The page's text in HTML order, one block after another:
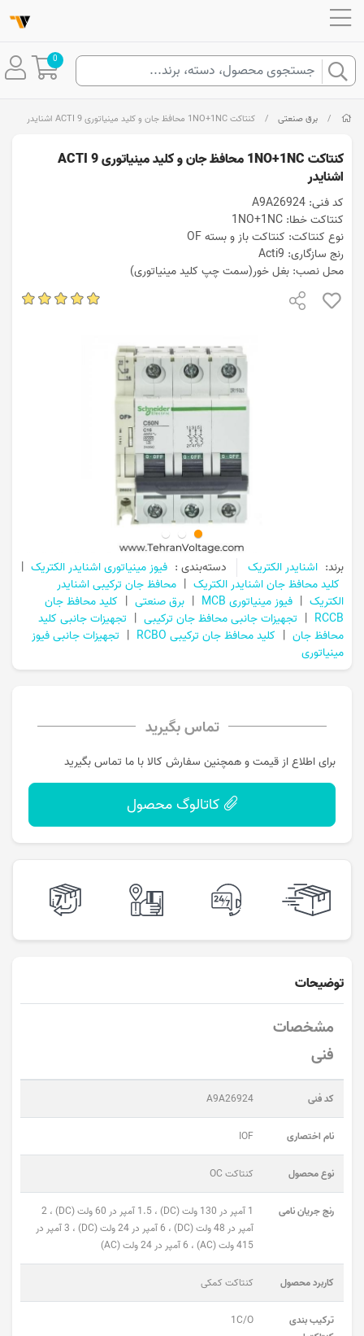
0
/ برق صنعتی / کنتاکت 1NO+1NC محافظ جان و کلید مينياتوری ACTI 9 اشنایدر
کنتاکت 1NO+1NC محافظ جان و کلید مينياتوری ACTI 9
اشنایدر
کد فنی: A9A26924
کنتاکت خطا: 1NO+1NC
نوع کنتاکت: کنتاکت باز و بسته OF
رنج سازگاری: Acti9
محل نصب: بغل خور(سمت چپ کلید مینیاتوری)
برند: اشنایدر الکتریک دسته‌بندی : فیوز مینیاتوری اشنایدر الکتریک |
کلید محافظ جان اشنایدر الکتریک | محافظ جان ترکیبی اشنایدر
الکتریک | فیوز مینیاتوری MCB | برق صنعتی | کلید محافظ جان
RCCB
| تجهیزات جانبی محافظ جان ترکیبی | تجهیزات جانبی کلید
محافظ جان | کلید محافظ جان ترکیبی RCBO | تجهیزات جانبی فیوز
مینیاتوری
تماس بگیرید
برای اطلاع از قیمت و همچنین سفارش کالا با ما تماس بگیرید
کاتالوگ محصول
توضیحات
مشخصات
فنی
کد فنی A9A26924
نام اختصاری IOF
نوع محصول کنتاکت OC
رنج جریان نامی
1 آمپر در 130 ولت (DC) ، 1.5 آمپر در 60 ولت (DC) ، 2
آمپر در 48 ولت (DC) ، 6 آمپر در 24 ولت (DC) ، 3 آمپر در
415 ولت (AC) ، 6 آمپر در 24 ولت (AC)
کاربرد محصول کنتاکت کمکی
ترکیب بندی
1C/O